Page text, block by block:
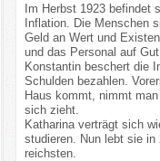
Im Herbst 1923 befindet
Inflation. Die Menschen
Geld an Wert und
und das Personal auf
Konstantin beschert die
Schulden bezahlen.
Haus kommt, nimmt
sich zieht.
Katharina verträgt sich
studieren. Nun lebt sie in
reichsten.